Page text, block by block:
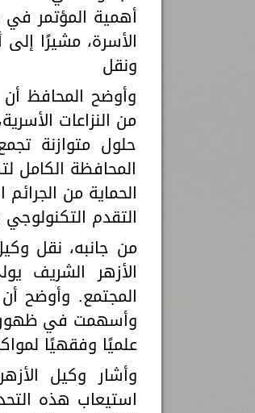
أهمية المؤتمر في
الأسرة، مشيرًا
ونقل
وأوضح المحافظ
من النزاعات
حلول متوازنة
المحافظة الكامل
الحماية من
التقدم
من جانبه، نقل
الأزهر الشريف
المجتمع. وأوضح
وأسهمت في ظهور
علميًا وفقهيًا
وأشار وكيل
استيعاب هذه